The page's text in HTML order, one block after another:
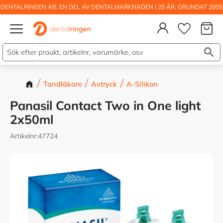
DENTALRINGEN AB, EN DEL AV DENTALMARKNADEN I 20 ÅR. GRUNDAT 2005
Tandläkare Avtryck A-Silikon
Panasil Contact Two in One light
2x50ml
Artikelnr47724